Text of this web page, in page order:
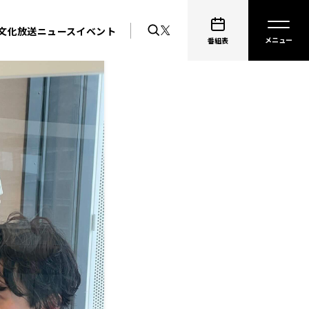
化放送ニュースイベント
番組表